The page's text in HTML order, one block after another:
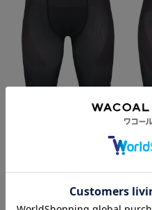
Move®」を採用。フィット感
タテ・ヨコ・ナナメ全方向均
で、動きやすい。
・すそ：フリーなカッティン
締め付けを感じにくい
・吸汗速乾（本体）／汗消臭（
・ハーフ（ひざ上丈）／はきこ
※「Flex Move®」はセーレン
※塩素に弱い素材のためプール
モデル｜さまざまなス
ボディバランスアップ
ク
モデ
ボデ
タイ